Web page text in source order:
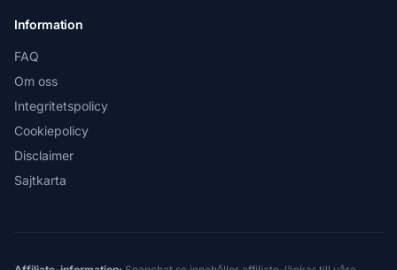
Information
FAQ
Om oss
Integritetspolicy
Cookiepolicy
Disclaimer
Sajtkarta